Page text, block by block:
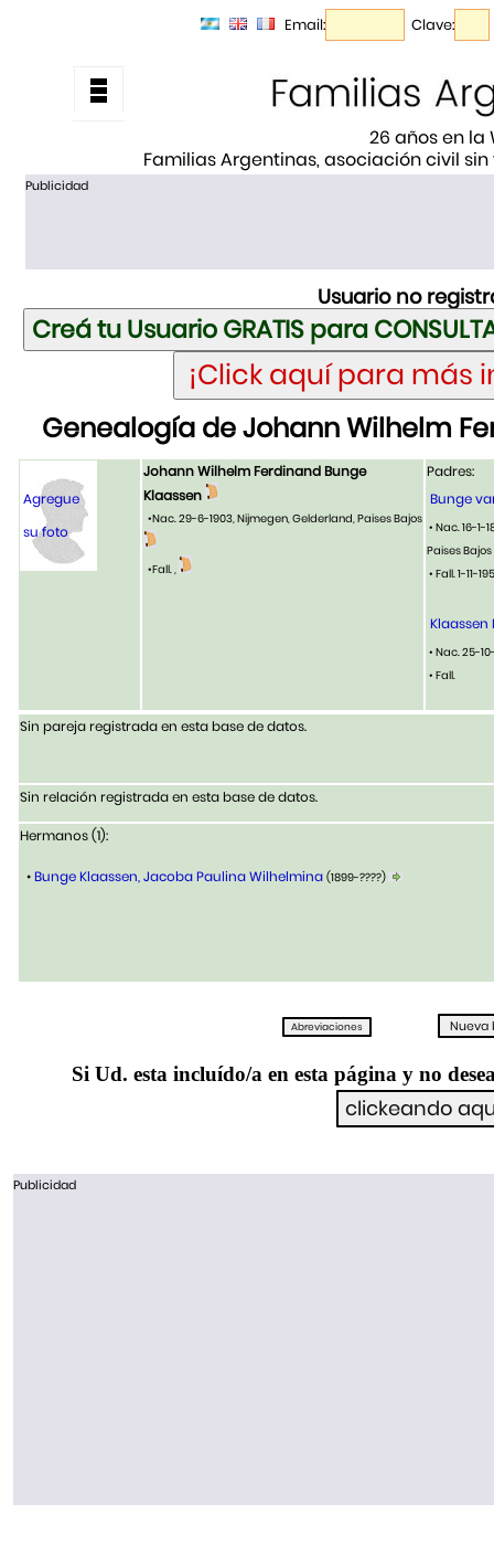
Email: Clave:
26 años en la
Familias Argentinas, asociación civil
Publicidad
Usuario no
Genealogía de Johann Wilhelm
Agregue
su foto
Johann Wilhelm Ferdinand Bunge
Klaassen
•Nac. 29-6-1903, Nijmegen, Gelderland, Paises Bajos
•Fall. ,
Padres:
Bunge
• Nac. 16-
Paises Bajos
• Fall. 1-11-
Klaassen
• Nac. 25-
• Fall.
Sin pareja registrada en esta base de datos.
Sin relación registrada en esta base de datos.
Hermanos (1):
•Bunge Klaassen, Jacoba Paulina Wilhelmina (1899-????)
Si Ud. esta incluído/a en esta página y no
Publicidad